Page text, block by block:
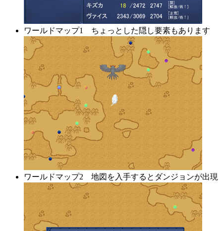
ワールドマップ1 ちょっとした隠し要素もあります
ワールドマップ2 地図を入手するとダンジョンが出現